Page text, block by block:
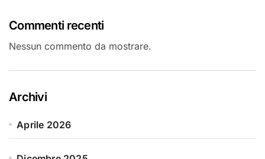
Commenti recenti
Nessun commento da mostrare.
Archivi
Aprile 2026